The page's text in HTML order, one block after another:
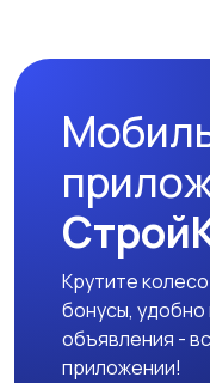
Крутите
бонусы,
объявления -
приложении!